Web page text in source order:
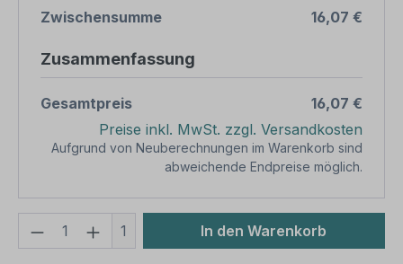
Zwischensumme
16,07 €
Zusammenfassung
Gesamtpreis
16,07 €
Preise inkl. MwSt. zzgl. Versandkosten
Aufgrund von Neuberechnungen im Warenkorb sind
abweichende Endpreise möglich.
Produkt Anzahl: Gib den
1 In den Warenkorb